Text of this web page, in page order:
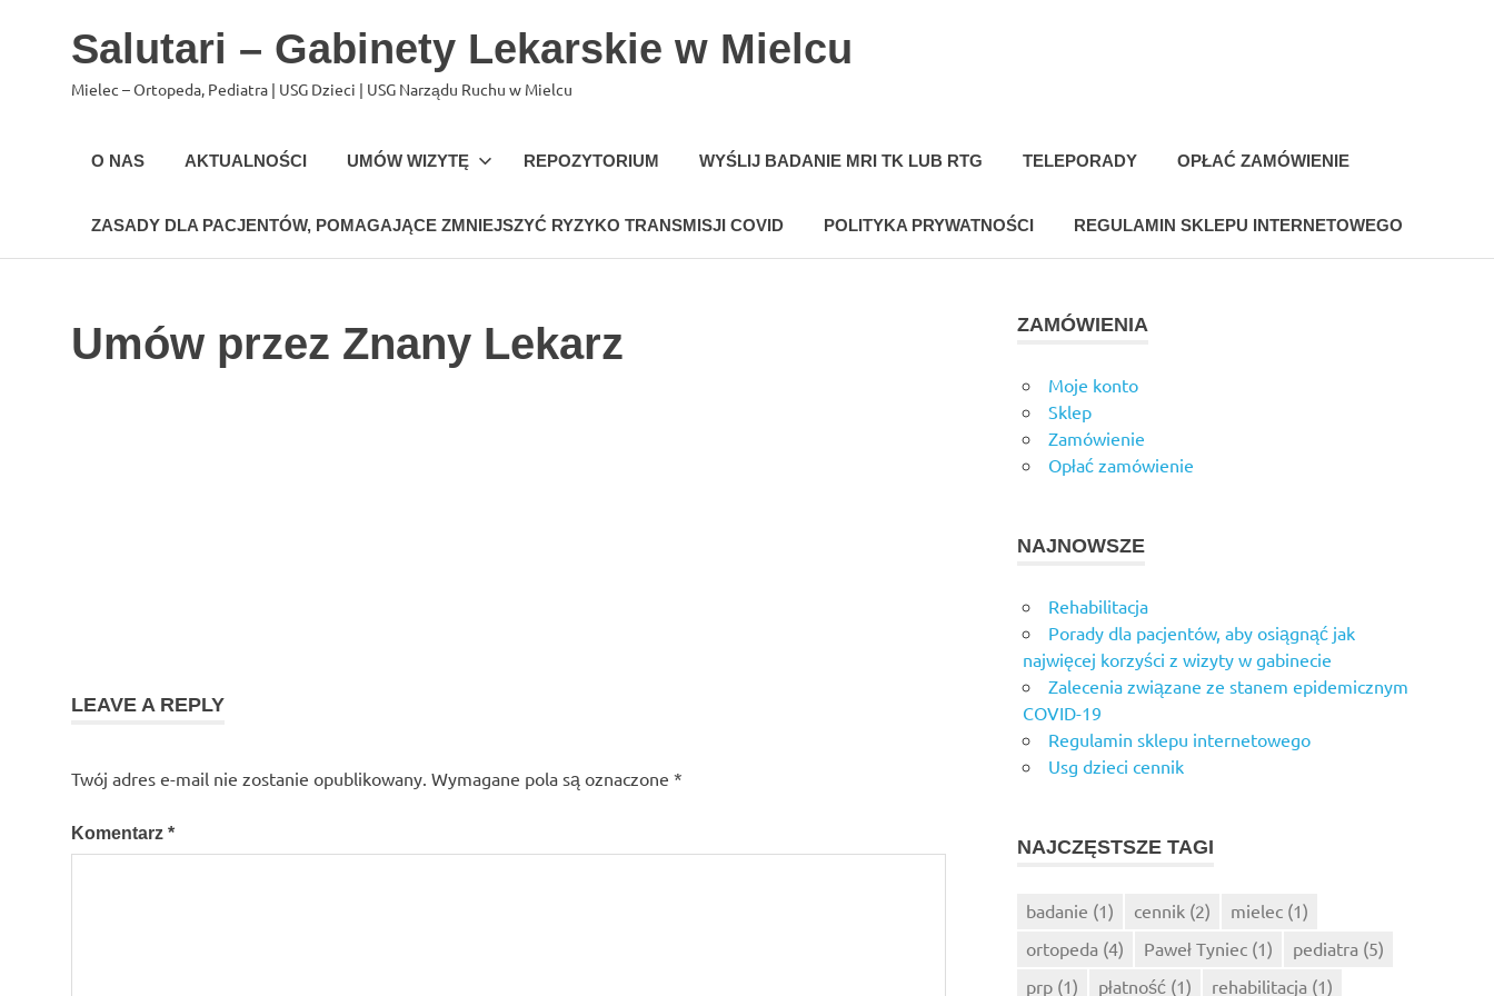
Salutari – Gabinety Lekarskie w Mielcu
Mielec – Ortopeda, Pediatra | USG Dzieci | USG Narządu Ruchu w Mielcu
O NAS AKTUALNOŚCI UMÓW WIZYTĘ REPOZYTORIUM WYŚLIJ BADANIE MRI TK LUB RTG TELEPORADY OPŁAĆ ZAMÓWIENIE
ZASADY DLA PACJENTÓW, POMAGAJĄCE ZMNIEJSZYĆ RYZYKO TRANSMISJI COVID POLITYKA PRYWATNOŚCI REGULAMIN SKLEPU INTERNETOWEGO
Umów przez Znany Lekarz
LEAVE A REPLY
Twój adres e-mail nie zostanie opublikowany. Wymagane pola są oznaczone *
Komentarz *
ZAMÓWIENIA
Moje konto
Sklep
Zamówienie
Opłać zamówienie
NAJNOWSZE
Rehabilitacja
Porady dla pacjentów, aby osiągnąć jak
najwięcej korzyści z wizyty w gabinecie
Zalecenia związane ze stanem epidemicznym
COVID-19
Regulamin sklepu internetowego
Usg dzieci cennik
NAJCZĘSTSZE TAGI
badanie (1) cennik (2) mielec (1)
ortopeda (4) Paweł Tyniec (1) pediatra (5)
prp (1) płatność (1) rehabilitacja (1)